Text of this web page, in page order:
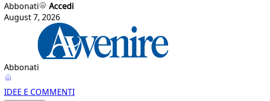
Abbonati
Accedi
August 7, 2026
Abbonati
IDEE E COMMENTI